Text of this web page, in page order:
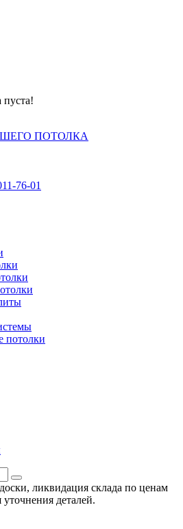
пуста!
ПОТОЛКА
76-01
потолки
ликвидация склада по ценам
деталей.